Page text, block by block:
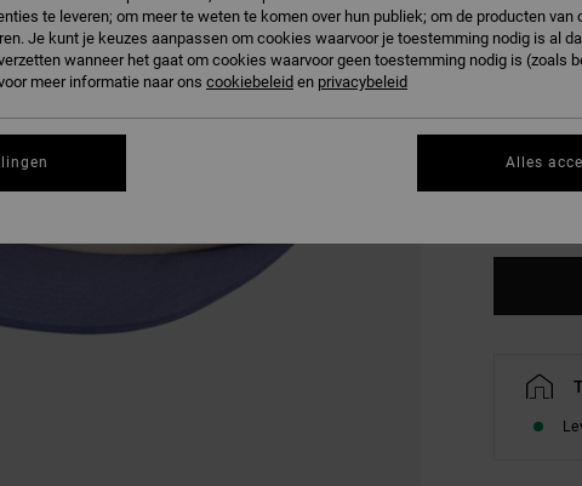
te leveren; om meer te weten te komen over hun publiek; om de producten van
Je kunt je keuzes aanpassen om cookies waarvoor je toestemming nodig is al
wanneer het gaat om cookies waarvoor geen toestemming nodig is (zoals
meer informatie naar ons cookiebeleid en privacybeleid
Alles